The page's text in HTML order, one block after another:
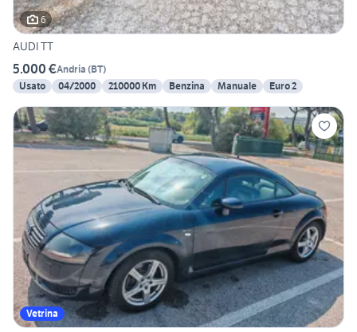
6
AUDI TT
5.000 €Andria (BT)
Usato
04/2000 210000 Km Benzina Manuale Euro 2
Vetrina